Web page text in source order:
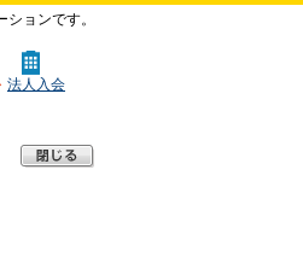
ョンです。
法人入会